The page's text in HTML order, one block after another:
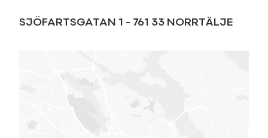
SJÖFARTSGATAN 1 - 761 33 NORRTÄLJE